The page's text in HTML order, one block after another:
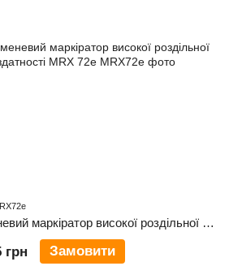
Струменевий маркіратор високої роздільної здатності MRX 72e
грн Замовити